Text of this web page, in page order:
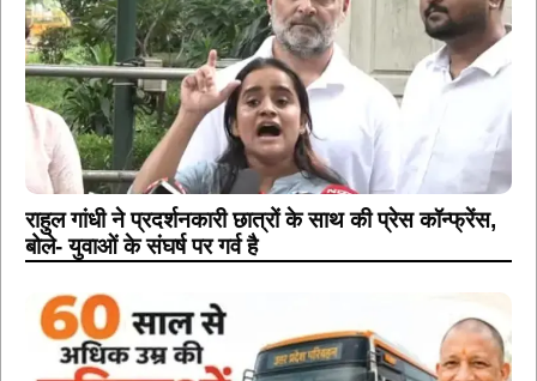
राहुल गांधी ने प्रदर्शनकारी छात्रों के साथ की प्रेस कॉन्फ्रेंस,
बोले- युवाओं के संघर्ष पर गर्व है